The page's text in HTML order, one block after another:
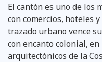
El cantón es uno de los
con comercios, hoteles
trazado urbano vence
con encanto colonial,
arquitectónicos de la